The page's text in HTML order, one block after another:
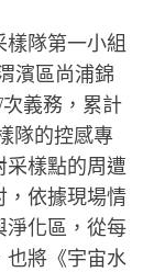
隊第一小組
濱區尚浦錦
義務，累計
隊的控感專
采樣點的周遭
，依據現場情
淨化區，從每
也將《宇宙水